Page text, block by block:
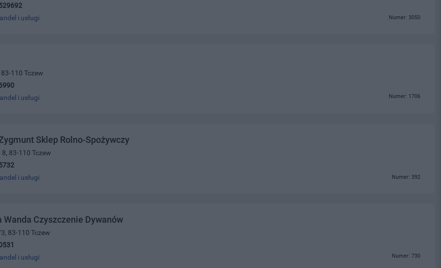
i usługi Numer: 3050
110 Tczew
i usługi Numer: 1706
Sklep Rolno-Spożywczy
83-110 Tczew
i usługi Numer: 392
Wanda Czyszczenie Dywanów
83-110 Tczew
i usługi Numer: 730